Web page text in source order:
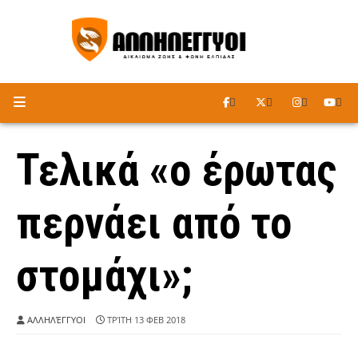
ΑΚΟΥΣΤΕ ΤΟ ΡΑΔΙΟΦΩΝΟ
Τελικά «ο έρωτας
περνάει από το
στομάχι»;
ΑΛΛΗΛΈΓΓΥΟΙ ΤΡΊΤΗ 13 ΦΕΒ 2018